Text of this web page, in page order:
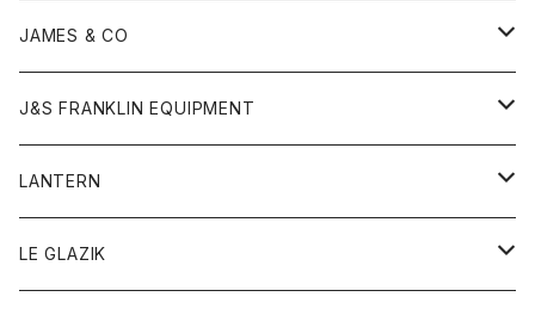
フリース
マフラー
アンダーウェア
靴
トップス
カーディガン
ジャケット
ボトム
オーバーオール
ショートパンツ
レディース
アウター
ロンパース
靴
ストール
トップス
カットソー
シャツ
ボトム
オーバーオール
ショートパンツ
レディース
オーバーオール
ワンピース
キッズ
トレーナー
トップス
Gジャケット
スウェット
帽子
Tシャツ
帽子
JAMES & CO
ボトム
J&S FRANKLIN EQUIPMENT
アウター
LANTERN
アウター
LE GLAZIK